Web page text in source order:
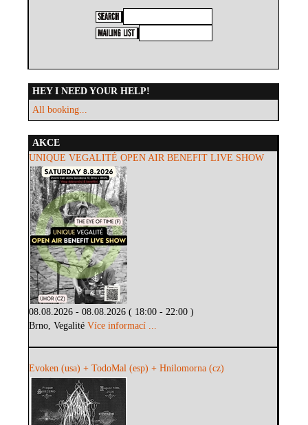
HEY I NEED YOUR HELP!
All booking...
AKCE
UNIQUE VEGALITÉ OPEN AIR BENEFIT LIVE SHOW
08.08.2026 - 08.08.2026 ( 18:00 - 22:00 )
Brno, VegalitéVíce informací ...
Evoken (usa) + TodoMal (esp) + Hnilomorna (cz)